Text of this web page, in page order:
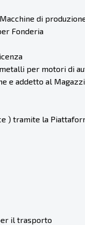
di
Fonderia
per motori di
e addetto al
) tramite la
il trasporto